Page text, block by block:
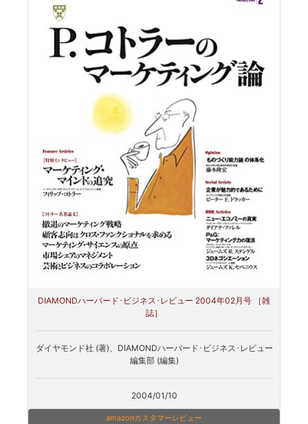
DIAMONDハーバード･ビジネス･レビュー 2004年02月号 ［雑
誌］
ダイヤモンド社 (著)、DIAMONDハーバード･ビジネス･レビュー
編集部 (編集)
2004/01/10
amazonカスタマーレビュー